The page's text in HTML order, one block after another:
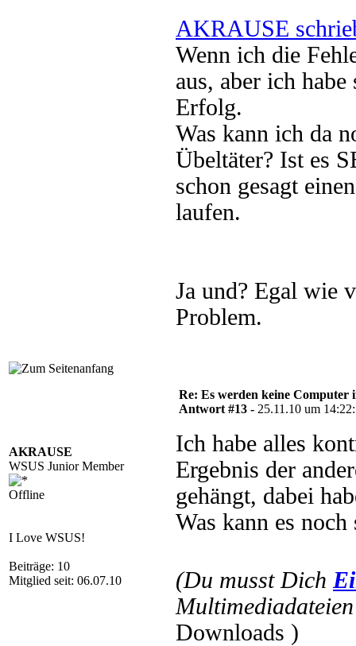
AKRAUSE
Wenn ich die
aus, aber ich
Erfolg.
Was kann ich da
Übeltäter? Ist es
schon gesagt
laufen.
Ja und? Egal wie
Problem.
AKRAUSE
WSUS Junior Member
Offline
I Love WSUS!
Beiträge: 10
Mitglied seit: 06.07.10
Re: Es werden keine Computer
Antwort #13 - 25.11.10 um
Ich habe alles
Ergebnis der
gehängt, dabei
Was kann es noch
(Du musst Dich
Downloads )